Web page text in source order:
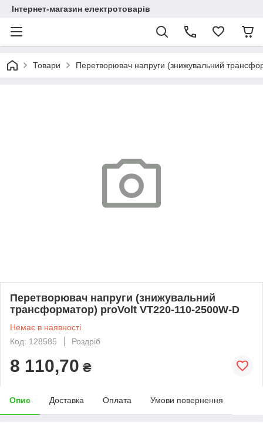
Інтернет-магазин електротоварів
Товари Перетворювач напруги (знижувальний
Перетворювач напруги (знижувальний
трансформатор) proVolt VT220-110-2500W-D
Немає в наявності
Код: 128585
Роздріб
8 110,70 ₴
Опис Доставка Оплата Умови повернення